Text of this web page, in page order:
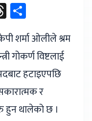
Threads
शर्मा ओलीले श्रम
गोकर्ण विष्टलाई
हटाइएपछि
र
हुन थालेको छ ।